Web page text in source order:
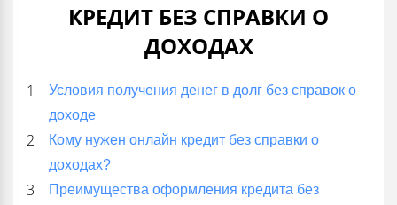
КРЕДИТ БЕЗ СПРАВКИ О
ДОХОДАХ
Условия получения денег в долг без справок о
доходе
Кому нужен онлайн кредит без справки о
доходах?
Преимущества оформления кредита без